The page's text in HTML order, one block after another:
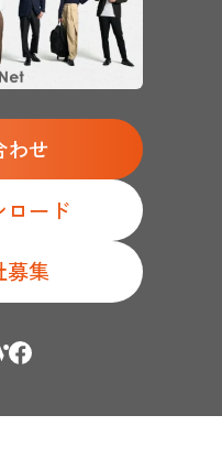
わせ
ロード
募集